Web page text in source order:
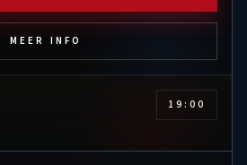
MEER INFO
19:00